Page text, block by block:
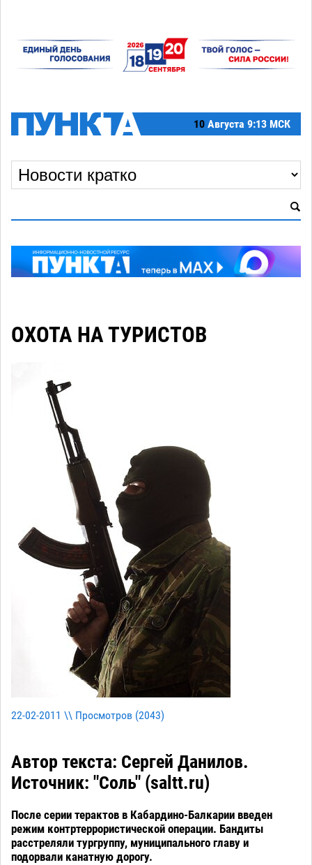
10 Августа 9:13 МСК
ОХОТА НА ТУРИСТОВ
22-02-2011 \\ Просмотров (2043)
Автор текста: Сергей Данилов.
Источник: "Соль" (saltt.ru)
После серии терактов в Кабардино-Балкарии введен
режим контртеррористической операции. Бандиты
расстреляли тургруппу, муниципального главу и
подорвали канатную дорогу.